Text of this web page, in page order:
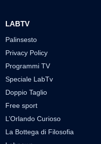
LABTV
Palinsesto
Privacy Policy
Programmi TV
Speciale LabTv
Doppio Taglio
Free sport
L’Orlando Curioso
La Bottega di Filosofia